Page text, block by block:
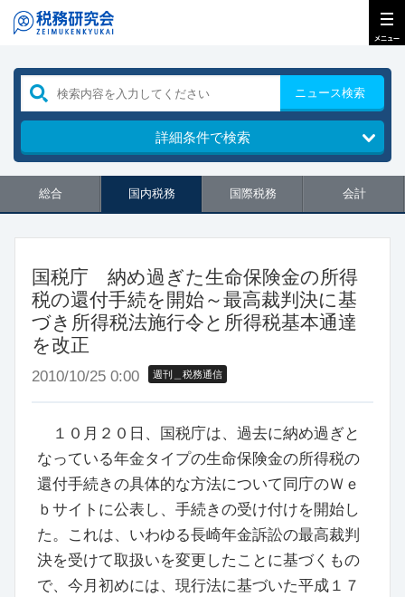
ニュース検索
詳細条件で検索
総合 国内税務 国際税務 会計
国税庁 納め過ぎた生命保険金の所得
税の還付手続を開始～最高裁判決に基
づき所得税法施行令と所得税基本通達
を改正
2010/10/25 0:00 週刊＿税務通信
１０月２０日、国税庁は、過去に納め過ぎと
なっている年金タイプの生命保険金の所得税の
還付手続きの具体的な方法について同庁のＷｅ
ｂサイトに公表し、手続きの受け付けを開始し
た。これは、いわゆる長崎年金訴訟の最高裁判
決を受けて取扱いを変更したことに基づくもの
で、今月初めには、現行法に基づいた平成１７